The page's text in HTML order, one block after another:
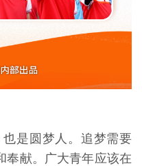
是圆梦人。追梦需要
奉献。广大青年应该在